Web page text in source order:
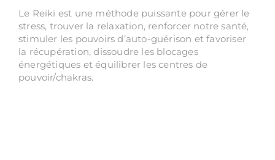
Le Reiki est une méthode puissante pour gérer le
stress, trouver la relaxation, renforcer notre santé,
stimuler les pouvoirs d’auto-guérison et favoriser
la récupération, dissoudre les blocages
énergétiques et équilibrer les centres de
pouvoir/chakras.